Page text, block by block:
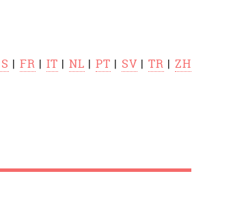
| FR | IT | NL | PT | SV | TR | ZH